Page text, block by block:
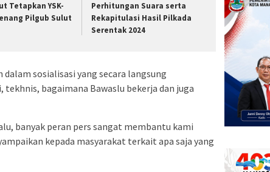
Tetapkan YSK-
Pilgub Sulut
Perhitungan Suara serta
Rekapitulasi Hasil Pilkada
Serentak 2024
sosialisasi yang secara langsung
bagaimana Bawaslu bekerja dan juga
banyak peran pers sangat membantu kami
kepada masyarakat terkait apa saja yang